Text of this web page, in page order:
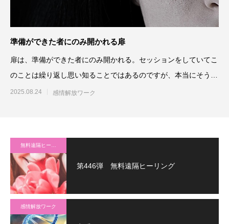
準備ができた者にのみ開かれる扉
扉は、準備ができた者にのみ開かれる。セッションをしていてこ
のことは繰り返し思い知ることではあるのですが、本当にそうで
あるならば
2025.08.24 感情解放ワーク
第446弾 無料遠隔ヒーリング
感情解放ワーク